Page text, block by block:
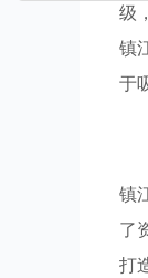
级
镇
于
镇
了
打